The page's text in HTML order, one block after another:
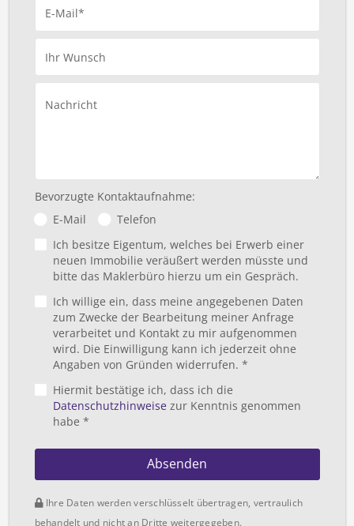
E-Mail*
Ihr Wunsch
Nachricht
Bevorzugte Kontaktaufnahme:
E-Mail
Telefon
Ich besitze Eigentum, welches bei Erwerb einer
neuen Immobilie veräußert werden müsste und
bitte das Maklerbüro hierzu um ein Gespräch.
Ich willige ein, dass meine angegebenen Daten
zum Zwecke der Bearbeitung meiner Anfrage
verarbeitet und Kontakt zu mir aufgenommen
wird. Die Einwilligung kann ich jederzeit ohne
Angaben von Gründen widerrufen. *
Hiermit bestätige ich, dass ich die
Datenschutzhinweisezur Kenntnis genommen
habe *
Absenden
Ihre Daten werden verschlüsselt übertragen, vertraulich
behandelt und nicht an Dritte weitergegeben.